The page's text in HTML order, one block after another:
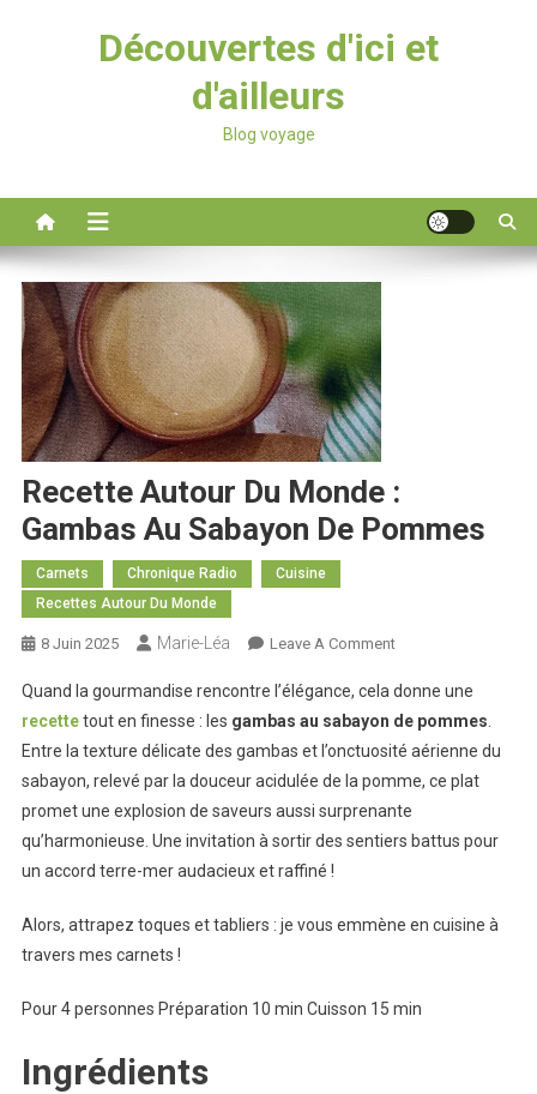
Découvertes d'ici et
d'ailleurs
Blog voyage
Recette Autour Du Monde :
Gambas Au Sabayon De Pommes
Carnets Chronique Radio
Cuisine
Recettes Autour Du Monde
8 Juin 2025 Marie-Léa Leave A CommentOn
Autour
Du
Monde
:
Gambas
Au
Pommes
Quand la gourmandise rencontre l’élégance, cela donne une
recettetout en finesse : les gambas au sabayon de pommes
Entre la texture délicate des gambas et l’onctuosité aérienne du
sabayon, relevé par la douceur acidulée de la pomme, ce plat
promet une explosion de saveurs aussi surprenante
qu’harmonieuse. Une invitation à sortir des sentiers battus pour
un accord terre-mer audacieux et raffiné !
Alors, attrapez toques et tabliers : je vous emmène en cuisine à
travers mes carnets !
Pour 4 personnes Préparation 10 min Cuisson 15 min
Ingrédients